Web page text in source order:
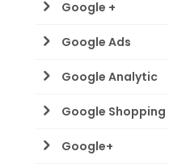
Google +
Google Ads
Google Analytic
Google Shopping
Google+